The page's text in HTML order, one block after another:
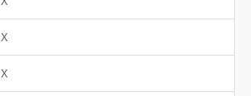
X
X